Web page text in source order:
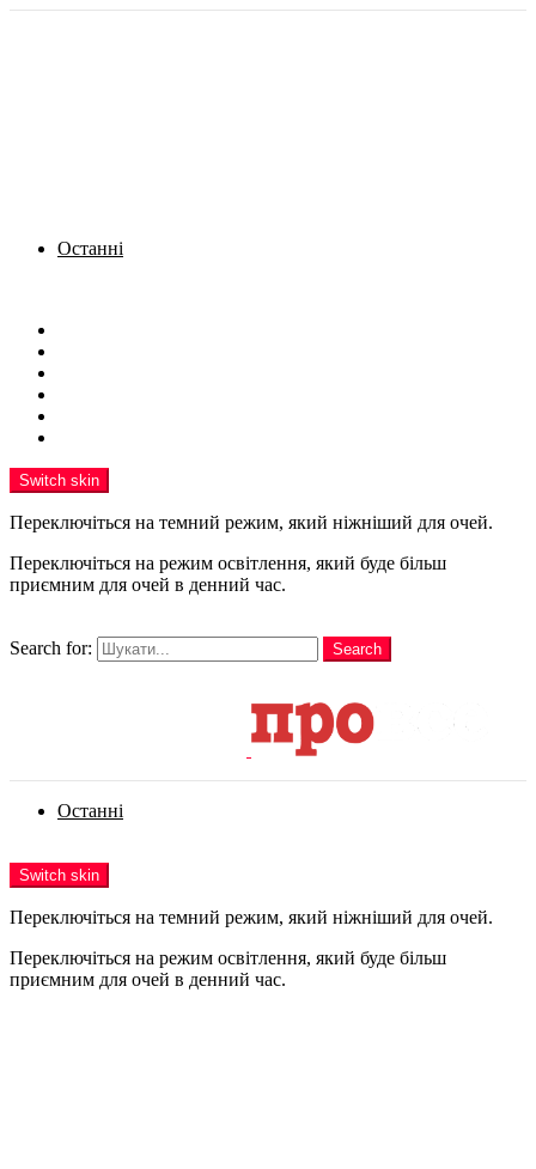
Останні
Switch skin
Переключіться на темний режим, який ніжніший для очей.
Переключіться на режим освітлення, який буде більш
приємним для очей в денний час.
Search for:
Search
Останні
Switch skin
Переключіться на темний режим, який ніжніший для очей.
Переключіться на режим освітлення, який буде більш
приємним для очей в денний час.